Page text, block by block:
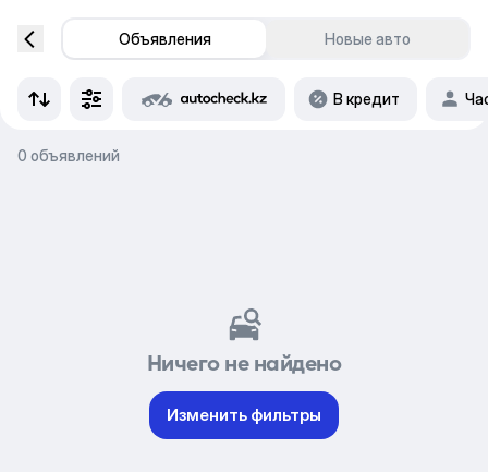
Объявления Новые авто
В кредит
0 объявлений
Ничего не найдено
Изменить фильтры